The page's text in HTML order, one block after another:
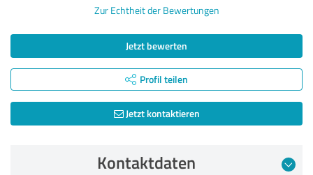
Zur Echtheit der Bewertungen
Jetzt bewerten
Profil teilen
Jetzt kontaktieren
Kontaktdaten